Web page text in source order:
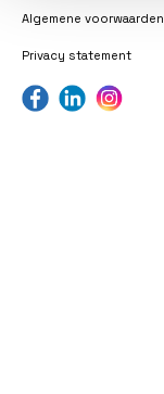
Algemene voorwaarden
Privacy statement